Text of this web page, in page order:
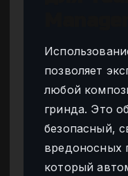
позволяет
любой
гринда. Это
безопасный,
вредоносных
который